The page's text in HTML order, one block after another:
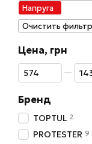
Напруга
Очистить фильтр
Цена, грн
От Цена, грн
До Цена, грн
Бренд
TOPTUL 2
PROTESTER 9